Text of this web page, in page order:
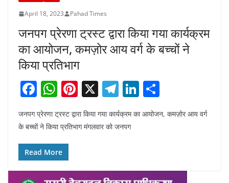
April 18, 2023 Pahad Times
जनपग प्रेरणा ट्रस्ट द्वारा किया गया कार्यक्रम
का आयोजन, कमज़ोर आय वर्ग के बच्चों ने
किया प्रतिभाग
F
a
c
e
b
o
W
at
s
A
p
Pi
nt
er
X T
el
e
m
Li
k
n
ar
जनपग प्रेरणा ट्रस्ट द्वारा किया गया कार्यक्रम का आयोजन, कमज़ोर आय वर्ग
के बच्चों ने किया प्रतिभाग मंगलवार को जनपग
Read More